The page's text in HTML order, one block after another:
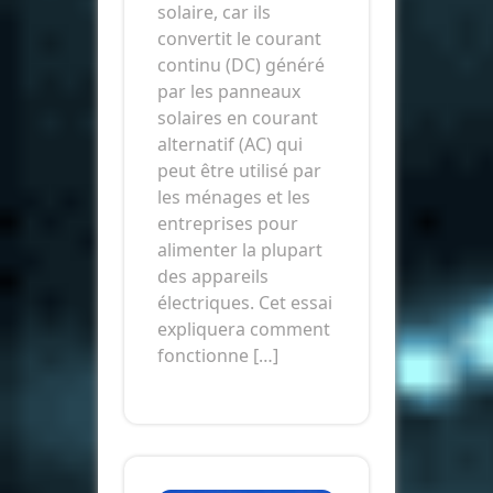
solaire, car ils
convertit le courant
continu (DC) généré
par les panneaux
solaires en courant
alternatif (AC) qui
peut être utilisé par
les ménages et les
entreprises pour
alimenter la plupart
des appareils
électriques. Cet essai
expliquera comment
fonctionne […]